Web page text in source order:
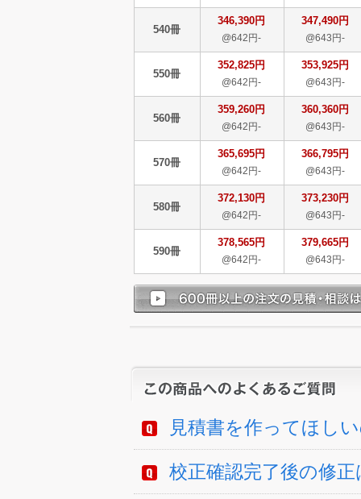
540冊
346,390円
@642円-
347,490円
@643円-
550冊
352,825円
@642円-
353,925円
@643円-
560冊
359,260円
@642円-
360,360円
@643円-
570冊
365,695円
@642円-
366,795円
@643円-
580冊
372,130円
@642円-
373,230円
@643円-
590冊
378,565円
@642円-
379,665円
@643円-
見積書を作ってほし
校正確認完了後の修